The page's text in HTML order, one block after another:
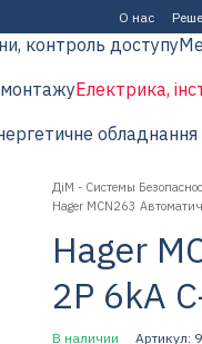
О нас
контроль доступу
Електрика,
обладнання
ДіМ - Системы
Hager MCN263
Hager
2P 6kA
В наличии Артикул: